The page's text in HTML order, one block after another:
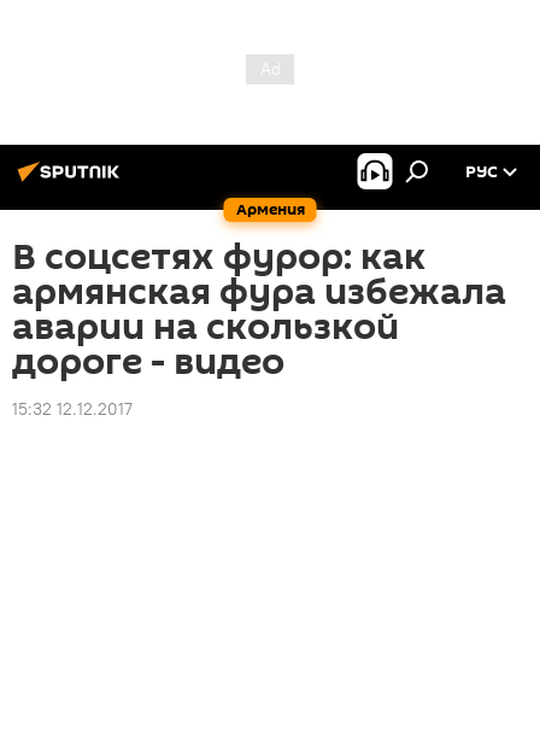
Армения
РУС
В соцсетях фурор: как
армянская фура избежала
аварии на скользкой
дороге - видео
15:32 12.12.2017